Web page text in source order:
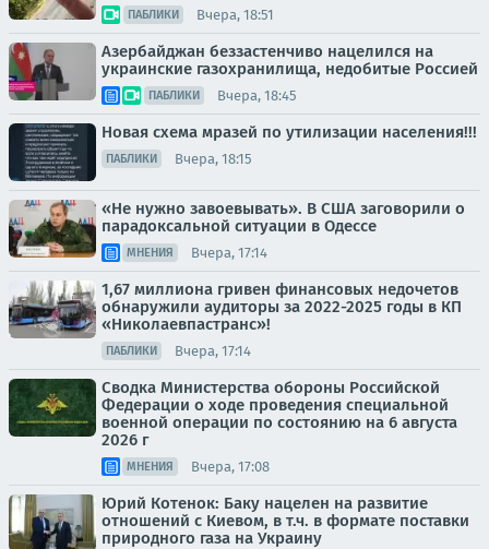
ПАБЛИКИ Вчера, 18:51
Азербайджан беззастенчиво нацелился на
украинские газохранилища, недобитые Россией
ПАБЛИКИ Вчера, 18:45
Новая схема мразей по утилизации населения!!!
ПАБЛИКИ Вчера, 18:15
«Не нужно завоевывать». В США заговорили о
парадоксальной ситуации в Одессе
МНЕНИЯ Вчера, 17:14
1,67 миллиона гривен финансовых недочетов
обнаружили аудиторы за 2022-2025 годы в КП
«Николаевпастранс»!
ПАБЛИКИ Вчера, 17:14
Сводка Министерства обороны Российской
Федерации о ходе проведения специальной
военной операции по состоянию на 6 августа
2026 г
МНЕНИЯ Вчера, 17:08
Юрий Котенок: Баку нацелен на развитие
отношений с Киевом, в т.ч. в формате поставки
природного газа на Украину